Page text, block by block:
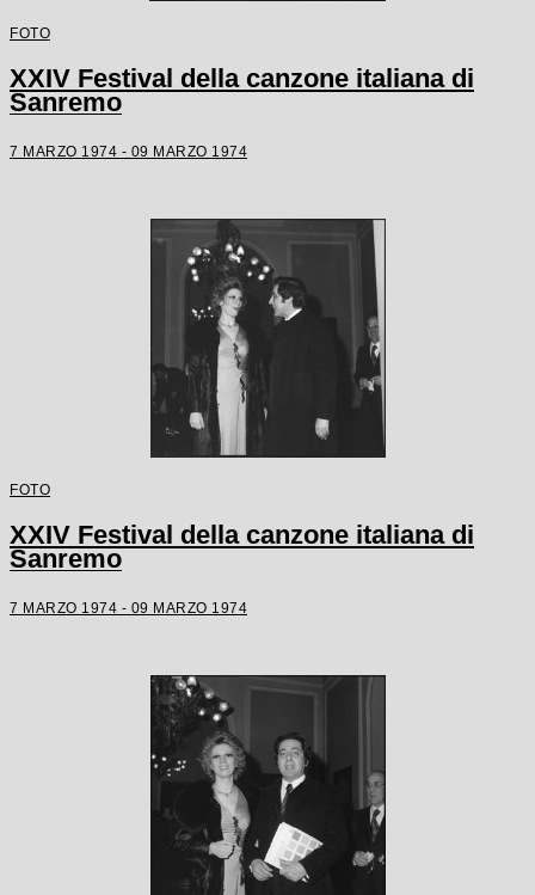
FOTO
XXIV Festival della canzone italiana di
Sanremo
7 MARZO 1974 - 09 MARZO 1974
FOTO
XXIV Festival della canzone italiana di
Sanremo
7 MARZO 1974 - 09 MARZO 1974